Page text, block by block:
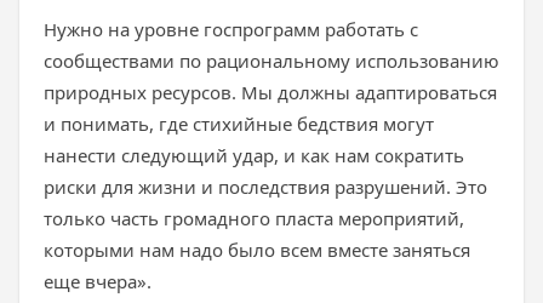
Нужно на уровне госпрограмм работать с
сообществами по рациональному использованию
природных ресурсов. Мы должны адаптироваться
и понимать, где стихийные бедствия могут
нанести следующий удар, и как нам сократить
риски для жизни и последствия разрушений. Это
только часть громадного пласта мероприятий,
которыми нам надо было всем вместе заняться
еще вчера».